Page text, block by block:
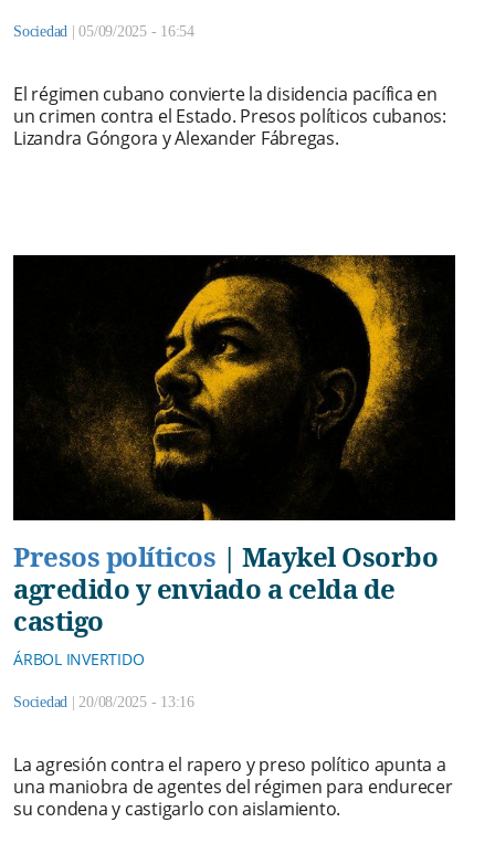
Sociedad |05/09/2025 - 16:54
El régimen cubano convierte la disidencia pacífica en
un crimen contra el Estado. Presos políticos cubanos:
Lizandra Góngora y Alexander Fábregas.
Presos políticos | Maykel Osorbo
agredido y enviado a celda de
castigo
ÁRBOL INVERTIDO
Sociedad | 20/08/2025 - 13:16
La agresión contra el rapero y preso político apunta a
una maniobra de agentes del régimen para endurecer
su condena y castigarlo con aislamiento.